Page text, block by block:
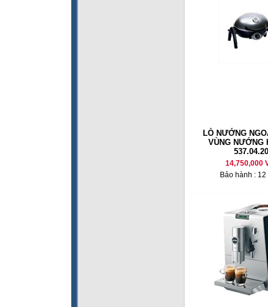
LÒ NƯỚNG
VÙNG NƯỚNG
14,750,000
Bảo hành : 12